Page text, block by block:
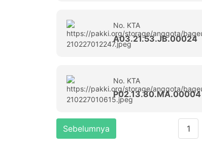
No. KTA
A03.21.53.JB.00024
No. KTA
P02.13.80.MA.00004
Sebelumnya 1